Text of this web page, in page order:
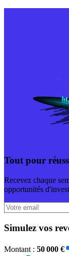
Tout pour
Recevez chaque
opportunités
Simulez vos
Montant : 50 000 €